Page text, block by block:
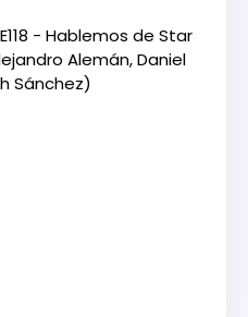
- Hablemos de Star
Alemán, Daniel
Sánchez)